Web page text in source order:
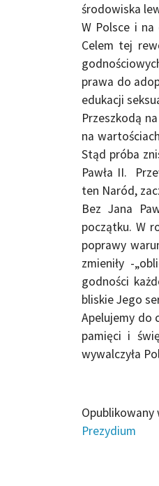
środowiska
W Polsce i na
Celem tej
prawa do
edukacji
Przeszkodą
na
Stąd próba
Pawła II.
ten Naród,
Bez Jana
początku. W
poprawy
zmieniły -
godności
bliskie Jego
Apelujemy do
pamięci i
wywalczyła
Opublikowany
Prezydium